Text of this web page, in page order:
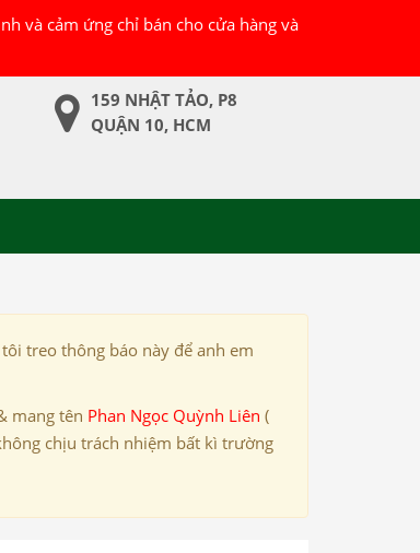
và cảm ứng chỉ bán cho cửa hàng và
159 NHẬT TẢO, P8
QUẬN 10, HCM
treo thông báo này để anh em
mang tên Phan Ngọc Quỳnh Liên (
chịu trách nhiệm bất kì trường